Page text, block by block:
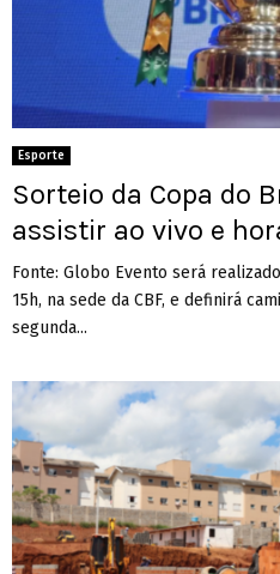
Esporte
Sorteio da Copa do
assistir ao vivo e
Fonte: Globo Evento será
15h, na sede da CBF, e definirá
segunda...